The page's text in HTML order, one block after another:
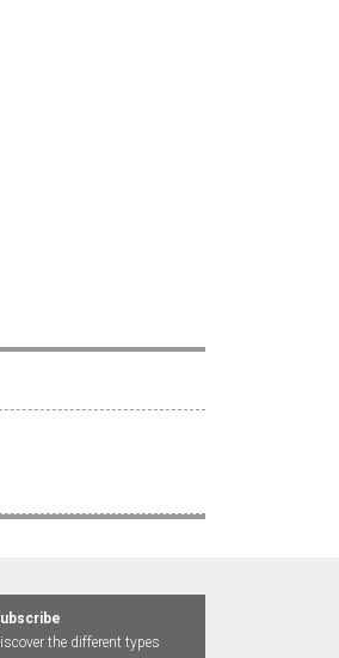
the different types